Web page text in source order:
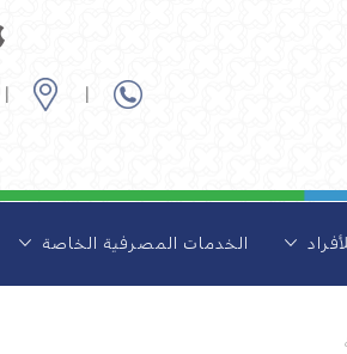
الخدمات المصرفية الخاصة